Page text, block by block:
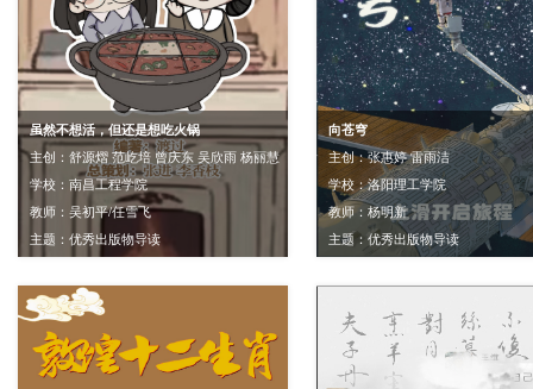
虽然不想活，但还是想吃火锅
主创：舒源熠 范屹培 曾庆东 吴欣雨 杨丽慧
学校：南昌工程学院
教师：吴初平/任雪飞
主题：优秀出版物导读
向苍穹
主创：张惠婷 雷雨洁
学校：洛阳理工学院
教师：杨明新
主题：优秀出版物导读